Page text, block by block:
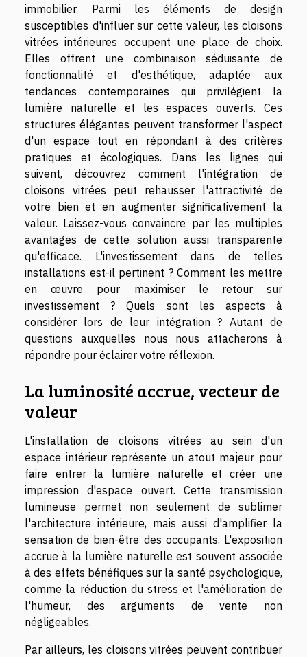
immobilier. Parmi les éléments de design
susceptibles d'influer sur cette valeur, les cloisons
vitrées intérieures occupent une place de choix.
Elles offrent une combinaison séduisante de
fonctionnalité et d'esthétique, adaptée aux
tendances contemporaines qui privilégient la
lumière naturelle et les espaces ouverts. Ces
structures élégantes peuvent transformer l'aspect
d'un espace tout en répondant à des critères
pratiques et écologiques. Dans les lignes qui
suivent, découvrez comment l'intégration de
cloisons vitrées peut rehausser l'attractivité de
votre bien et en augmenter significativement la
valeur. Laissez-vous convaincre par les multiples
avantages de cette solution aussi transparente
qu'efficace. L'investissement dans de telles
installations est-il pertinent ? Comment les mettre
en œuvre pour maximiser le retour sur
investissement ? Quels sont les aspects à
considérer lors de leur intégration ? Autant de
questions auxquelles nous nous attacherons à
répondre pour éclairer votre réflexion.
La luminosité accrue, vecteur de
valeur
L'installation de cloisons vitrées au sein d'un
espace intérieur représente un atout majeur pour
faire entrer la lumière naturelle et créer une
impression d'espace ouvert. Cette transmission
lumineuse permet non seulement de sublimer
l'architecture intérieure, mais aussi d'amplifier la
sensation de bien-être des occupants. L'exposition
accrue à la lumière naturelle est souvent associée
à des effets bénéfiques sur la santé psychologique,
comme la réduction du stress et l'amélioration de
l'humeur, des arguments de vente non
négligeables.
Par ailleurs, les cloisons vitrées peuvent contribuer